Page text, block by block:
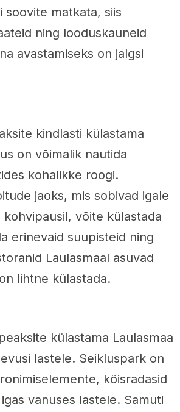
soovite matkata, siis
ning looduskauneid
avastamiseks on jalgsi
kindlasti külastama
on võimalik nautida
kohalikke roogi.
jaoks, mis sobivad igale
võite külastada
erinevaid suupisteid ning
Laulasmaal asuvad
lihtne külastada.
külastama Laulasmaa
lastele. Seikluspark on
köisradasid
vanuses lastele. Samuti